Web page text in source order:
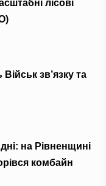
лісові
зв’язку та
на Рівненщині
комбайн